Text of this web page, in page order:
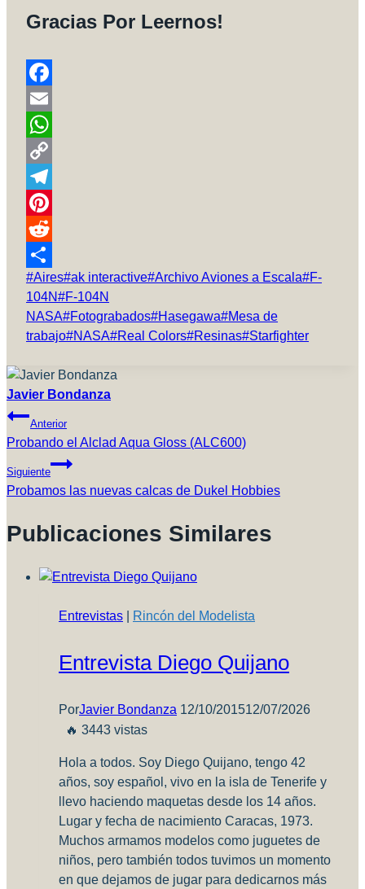
Gracias Por Leernos!
Facebook
Email
WhatsApp
Copy
Link
Telegram
Pinterest
Reddit
Compartir
Etiquetas
de
la
entrada:
#Aires#ak interactive#Archivo Aviones a Escala#F-
104N#F-104N
NASA#Fotograbados#Hasegawa#Mesa de
trabajo#NASA#Real Colors#Resinas#Starfighter
Javier Bondanza
Navegación
De
Entradas
Anterior
Probando el Alclad Aqua Gloss (ALC600)
Siguiente
Probamos las nuevas calcas de Dukel Hobbies
Publicaciones Similares
Entrevistas Rincón del Modelista
Entrevista Diego Quijano
PorJavier Bondanza 12/10/201512/07/2026
🔥 3443 vistas
Hola a todos. Soy Diego Quijano, tengo 42
años, soy español, vivo en la isla de Tenerife y
llevo haciendo maquetas desde los 14 años.
Lugar y fecha de nacimiento Caracas, 1973.
Muchos armamos modelos como juguetes de
niños, pero también todos tuvimos un momento
en que dejamos de jugar para dedicarnos más